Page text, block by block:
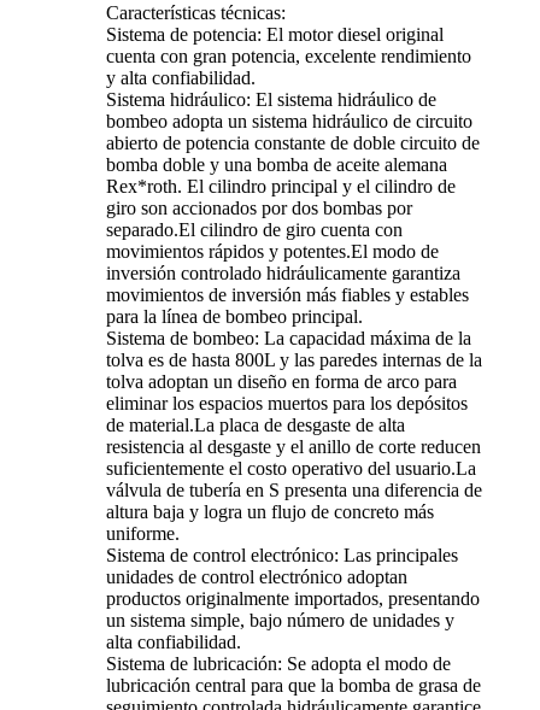
Características técnicas:
Sistema de potencia: El motor diesel original
cuenta con gran potencia, excelente rendimiento
y alta confiabilidad.
Sistema hidráulico: El sistema hidráulico de
bombeo adopta un sistema hidráulico de circuito
abierto de potencia constante de doble circuito de
bomba doble y una bomba de aceite alemana
Rex*roth. El cilindro principal y el cilindro de
giro son accionados por dos bombas por
separado.El cilindro de giro cuenta con
movimientos rápidos y potentes.El modo de
inversión controlado hidráulicamente garantiza
movimientos de inversión más fiables y estables
para la línea de bombeo principal.
Sistema de bombeo: La capacidad máxima de la
tolva es de hasta 800L y las paredes internas de la
tolva adoptan un diseño en forma de arco para
eliminar los espacios muertos para los depósitos
de material.La placa de desgaste de alta
resistencia al desgaste y el anillo de corte reducen
suficientemente el costo operativo del usuario.La
válvula de tubería en S presenta una diferencia de
altura baja y logra un flujo de concreto más
uniforme.
Sistema de control electrónico: Las principales
unidades de control electrónico adoptan
productos originalmente importados, presentando
un sistema simple, bajo número de unidades y
alta confiabilidad.
Sistema de lubricación: Se adopta el modo de
lubricación central para que la bomba de grasa de